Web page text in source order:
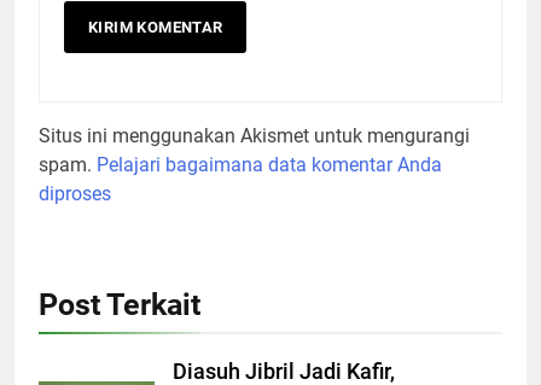
Situs ini menggunakan Akismet untuk mengurangi
spam. Pelajari bagaimana data komentar Anda
diproses
Post Terkait
Diasuh Jibril Jadi Kafir,